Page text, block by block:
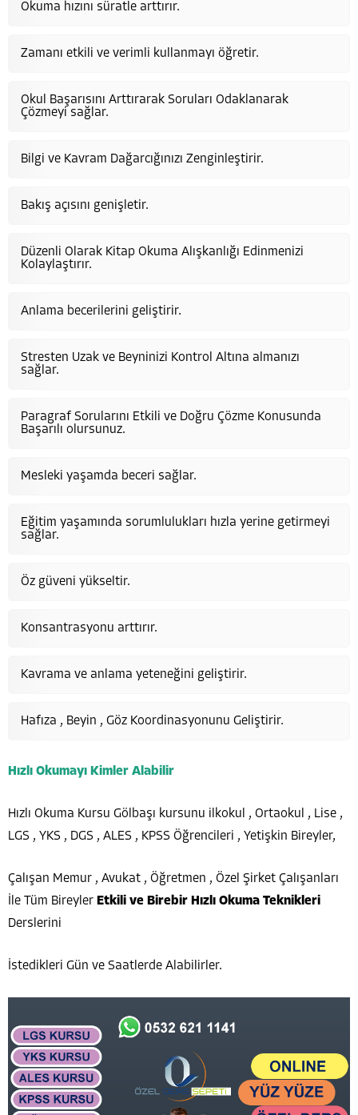
Okuma hızını süratle arttırır.
Zamanı etkili ve verimli kullanmayı öğretir.
Okul Başarısını Arttırarak Soruları Odaklanarak
Çözmeyi sağlar.
Bilgi ve Kavram Dağarcığınızı Zenginleştirir.
Bakış açısını genişletir.
Düzenli Olarak Kitap Okuma Alışkanlığı Edinmenizi
Kolaylaştırır.
Anlama becerilerini geliştirir.
Stresten Uzak ve Beyninizi Kontrol Altına almanızı
sağlar.
Paragraf Sorularını Etkili ve Doğru Çözme Konusunda
Başarılı olursunuz.
Mesleki yaşamda beceri sağlar.
Eğitim yaşamında sorumlulukları hızla yerine getirmeyi
sağlar.
Öz güveni yükseltir.
Konsantrasyonu arttırır.
Kavrama ve anlama yeteneğini geliştirir.
Hafıza , Beyin , Göz Koordinasyonunu Geliştirir.
Hızlı Okumayı Kimler Alabilir
Hızlı Okuma Kursu Gölbaşı kursunu ilkokul , Ortaokul , Lise ,
LGS , YKS , DGS , ALES , KPSS Öğrencileri , Yetişkin Bireyler,
Çalışan Memur , Avukat , Öğretmen , Özel Şirket Çalışanları
İle Tüm Bireyler Etkili ve Birebir Hızlı Okuma Teknikleri
Derslerini
İstedikleri Gün ve Saatlerde Alabilirler.